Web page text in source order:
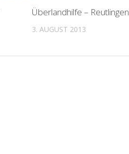
Überlandhilfe – Reutlingen
3. AUGUST 2013